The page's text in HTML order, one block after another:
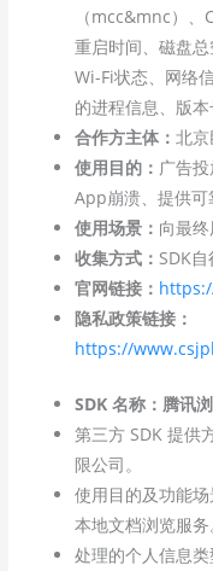
（mcc&mnc）
重启时间、磁盘总
Wi-Fi状态、网络
的进程信息、版
合作方主体：北
使用目的： 广告
App崩溃、提供可
使用场景： 向最
收集方式： SDK
官网链接：
隐私政策链接：
https://
SDK 名称：腾讯
第三方 SDK 提供
限公司。
使用目的及功能
本地文档浏览服务
处理的个人信息